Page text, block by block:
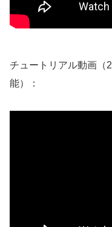
チュートリアル動画（
能）：